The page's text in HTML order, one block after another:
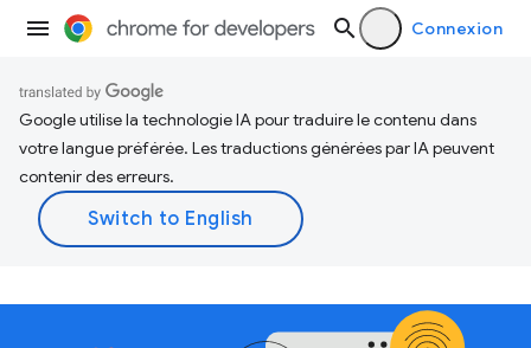
Connexion
Google utilise la technologie IA pour traduire le contenu dans
votre langue préférée. Les traductions générées par IA peuvent
contenir des erreurs.